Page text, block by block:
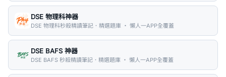
DSE 物理科神器
DSE 物理科秒殺精讀筆記．精選題庫 ・ 懶人一APP全覆蓋
DSE BAFS 神器
DSE BAFS 秒殺精讀筆記．精選題庫 ・ 懶人一APP全覆蓋